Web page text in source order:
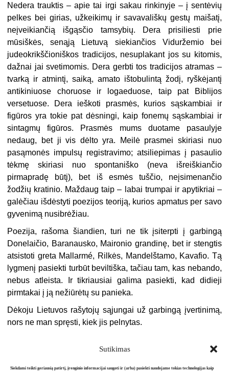
Sutikimas
Siekdami teikti geriausią patirtį, įrenginio informacijai saugoti ir (arba) pasiekti naudojame tokias technologijas kaip
Nedera trauktis – apie tai irgi sakau rinkinyje – į sentėvių
pelkes bei girias, užkeikimų ir savavališkų gestų maišatį,
neįveikiančią išgąsčio tamsybių. Dera prisiliesti prie
mūsiškės, senąją Lietuvą siekiančios Viduržemio bei
judeokrikščioniškos tradicijos, nesuplakant jos su kitomis,
dažnai jai svetimomis. Dera gerbti tos tradicijos atramas –
tvarką ir atmintį, saiką, amato ištobulintą žodį, ryškėjantį
antikiniuose choruose ir logaeduose, taip pat Biblijos
versetuose. Dera ieškoti prasmės, kurios sąskambiai ir
figūros yra tokie pat dėsningi, kaip fonemų sąskambiai ir
sintagmų figūros. Prasmės mums duotame pasaulyje
nedaug, bet ji vis dėlto yra. Meilė prasmei skiriasi nuo
pasąmonės impulsų registravimo; atsiliepimas į pasaulio
tėkmę skiriasi nuo spontaniško (neva išreiškiančio
pirmapradę būtį), bet iš esmės tuščio, neįsimenančio
žodžių kratinio. Maždaug taip – labai trumpai ir apytikriai –
galėčiau išdėstyti poezijos teoriją, kurios apmatus per savo
gyvenimą nusibrėžiau.
Poezija, rašoma šiandien, turi ne tik įsiterpti į garbingą
Donelaičio, Baranausko, Maironio grandinę, bet ir stengtis
atsistoti greta Mallarmé, Rilkės, Mandelštamo, Kavafio. Tą
lygmenį pasiekti turbūt beviltiška, tačiau tam, kas nebando,
nebus atleista. Ir tikriausiai galima pasiekti, kad didieji
pirmtakai į ją nežiūrėtų su panieka.
Dėkoju Lietuvos rašytojų sąjungai už garbingą įvertinimą,
nors ne man spręsti, kiek jis pelnytas.